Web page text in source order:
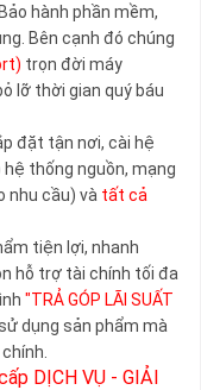
hành phần mềm,
Bên cạnh đó chúng
trọn đời máy
lỡ thời gian quý báu
đặt tận nơi, cài hệ
thống nguồn, mạng
nhu cầu) và tất cả
tiện lợi, nhanh
hỗ trợ tài chính tối đa
"TRẢ GÓP LÃI SUẤT
dụng sản phẩm mà
DỊCH VỤ - GIẢI